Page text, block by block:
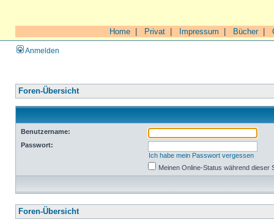
Home Privat Impressum Bücher|
Anmelden
Foren-Übersicht
Benutzername:
Passwort:
Ich habe mein Passwort vergessen
Meinen Online-Status während dieser
Foren-Übersicht